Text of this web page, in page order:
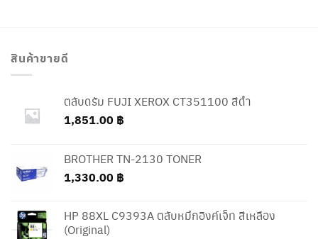
สินค้าขายดี
ตลับดรัม FUJI XEROX CT351100 สีดำ
1,851.00 ฿
BROTHER TN-2130 TONER
1,330.00 ฿
HP 88XL C9393A ตลับหมึกอิงค์เจ็ท สีเหลือง
(Original)